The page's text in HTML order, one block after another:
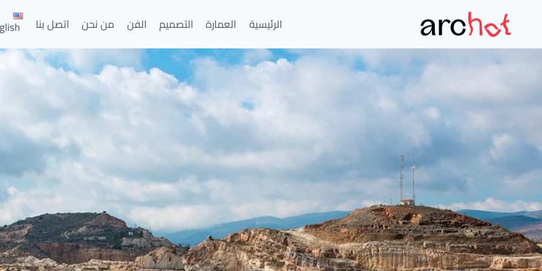
المحتوى
الرئيسية العمارة التصميم الفن من نحن اتصل بنا